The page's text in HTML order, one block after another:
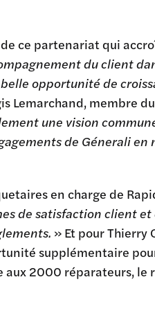
ce partenariat qui
du client
opportunité de
Lemarchand, membre
une vision
de Génerali en
en charge de
de satisfaction client et
» Et pour Thierry
supplémentaire
2000 réparateurs, le